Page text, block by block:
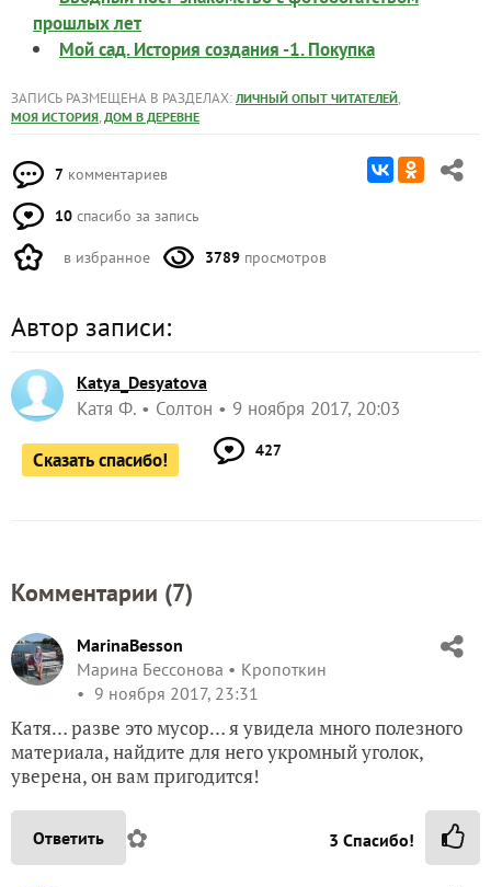
прошлых лет
Мой сад. История создания -1. Покупка
ЗАПИСЬ РАЗМЕЩЕНА В РАЗДЕЛАХ: ЛИЧНЫЙ ОПЫТ ЧИТАТЕЛЕЙ,
МОЯ ИСТОРИЯ, ДОМ В ДЕРЕВНЕ
7 комментариев
10 спасибо за запись
в избранное 3789 просмотров
Автор записи:
Katya_Desyatova
Kатя Ф. Солтон 9 ноября 2017, 20:03
Сказать спасибо! 427
Комментарии (7)
MarinaBesson
Марина Бессонова
Кропоткин
9 ноября 2017, 23:31
Катя… разве это мусор… я увидела много полезного
материала, найдите для него укромный уголок,
уверена, он вам пригодится!
Ответить ✿ 3 Спасибо!